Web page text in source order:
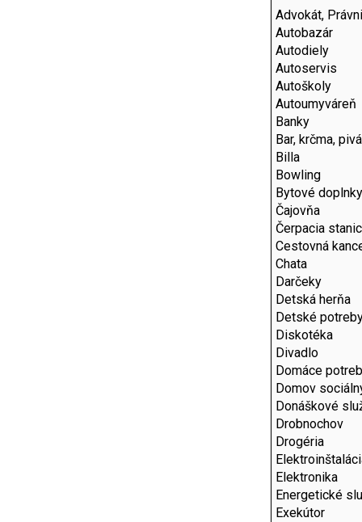
Advokát,
Autobazár
Autodiely
Autoservis
Autoškoly
Autoumyváreň
Banky
Bar, krčma,
Billa
Bowling
Bytové doplnky
Čajovňa
Čerpacia
Cestovná
Chata
Darčeky
Detská herňa
Detské
Diskotéka
Divadlo
Domáce
Domov
Donáškové
Drobnochov
Drogéria
Elektronika
Energetické
Exekútor